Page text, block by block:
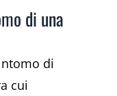
di una
di
cui